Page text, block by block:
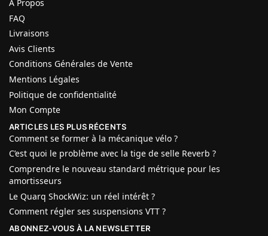
À Propos
FAQ
Livraisons
Avis Clients
Conditions Générales de Vente
Mentions Légales
Politique de confidentialité
Mon Compte
ARTICLES LES PLUS RÉCENTS
Comment se former à la mécanique vélo ?
C’est quoi le problème avec la tige de selle Reverb ?
Comprendre le nouveau standard métrique pour les
amortisseurs
Le Quarq ShockWiz: un réel intérêt ?
Comment régler ses suspensions VTT ?
ABONNEZ-VOUS À LA NEWSLETTER